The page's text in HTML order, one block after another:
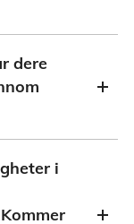
dere
i